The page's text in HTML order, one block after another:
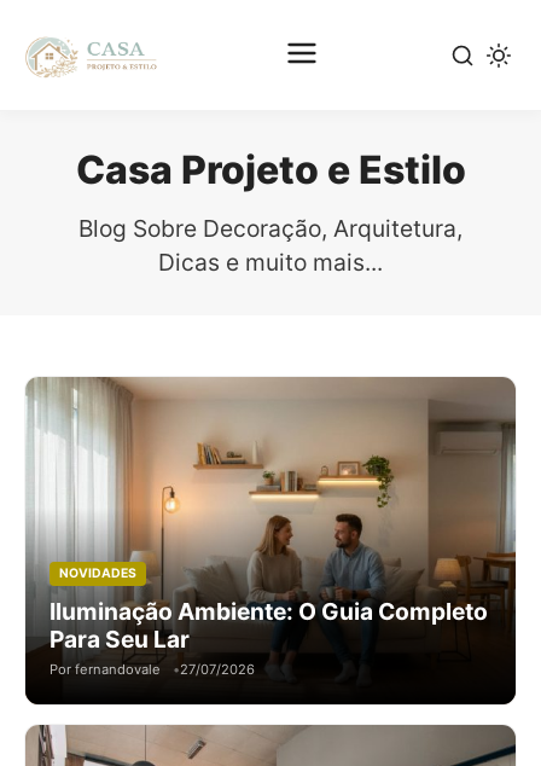
conteúdo
Casa Projeto e Estilo
Blog Sobre Decoração, Arquitetura,
Dicas e muito mais...
NOVIDADES
Iluminação Ambiente: O Guia Completo
Para Seu Lar
Por fernandovale 27/07/2026